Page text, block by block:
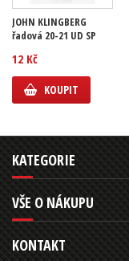
JOHN KLINGBERG
řadová 20-21 UD SP
12 Kč
KOUPIT
KATEGORIE
VŠE O NÁKUPU
KONTAKT